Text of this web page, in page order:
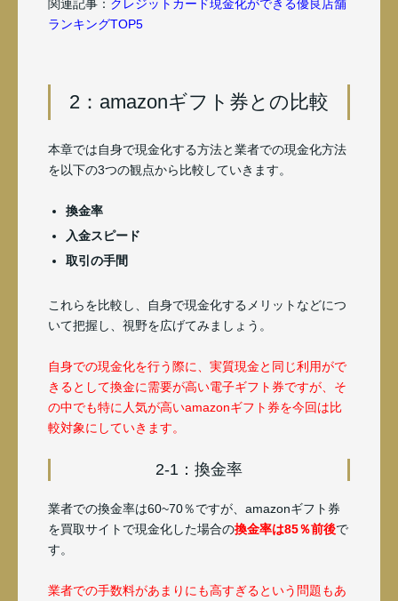
関連記事： クレジットカード現金化ができる優良店舗
ランキングTOP5
2：amazonギフト券との比較
本章では自身で現金化する方法と業者での現金化方法
を以下の3つの観点から比較していきます。
換金率
入金スピード
取引の手間
これらを比較し、自身で現金化するメリットなどにつ
いて把握し、視野を広げてみましょう。
自身での現金化を行う際に、実質現金と同じ利用がで
きるとして換金に需要が高い電子ギフト券ですが、そ
の中でも特に人気が高いamazonギフト券を今回は比
較対象にしていきます。
2-1：換金率
業者での換金率は60~70％ですが、amazonギフト券
を買取サイトで現金化した場合の換金率は85％前後で
す。
業者での手数料があまりにも高すぎるという問題もあ